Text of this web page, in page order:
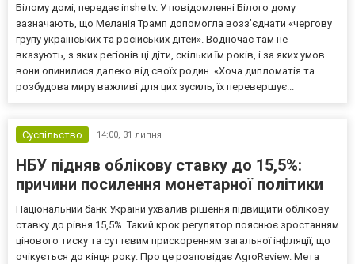
Білому домі, передає inshe.tv. У повідомленні Білого дому
зазначають, що Меланія Трамп допомогла возз’єднати «чергову
групу українських та російських дітей». Водночас там не
вказують, з яких регіонів ці діти, скільки їм років, і за яких умов
вони опинилися далеко від своїх родин. «Хоча дипломатія та
розбудова миру важливі для цих зусиль, їх перевершує...
Суспільство 14:00, 31 липня
НБУ підняв облікову ставку до 15,5%:
причини посилення монетарної політики
Національний банк України ухвалив рішення підвищити облікову
ставку до рівня 15,5%. Такий крок регулятор пояснює зростанням
цінового тиску та суттєвим прискоренням загальної інфляції, що
очікується до кінця року. Про це розповідає AgroReview. Мета